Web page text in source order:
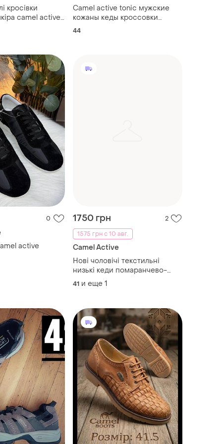
кросівки
camel active
Camel active tonic мужские
кожаны кеды кроссовки
оригинал! размер 44 29 см
44
0
active
1750 грн
2
1575 грн с 10 авг.
Camel Active
Нові чоловічі текстильні
низькі кеди помаранчево-
жовтого кольору від відомого
німецького бренду camel
41 и еще 1